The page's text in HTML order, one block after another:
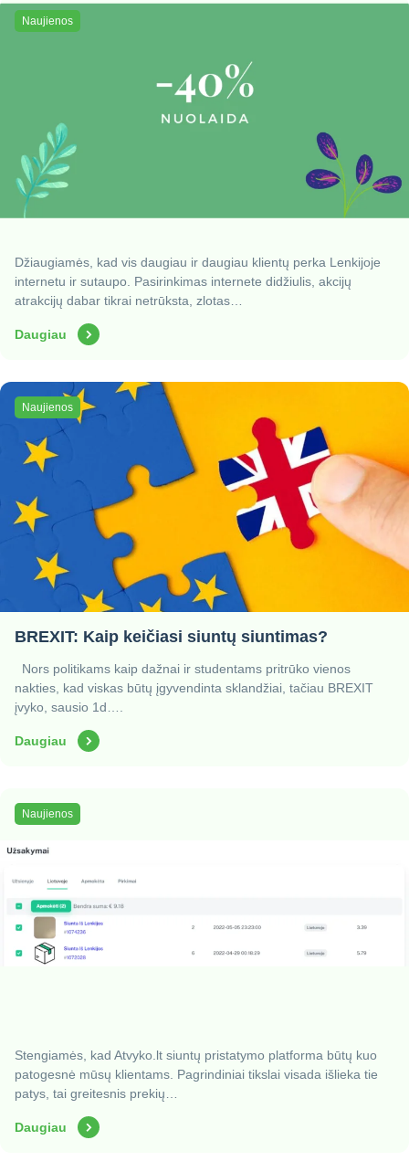
Naujienos
Džiaugiamės, kad vis daugiau ir daugiau klientų perka Lenkijoje
internetu ir sutaupo. Pasirinkimas internete didžiulis, akcijų
atrakcijų dabar tikrai netrūksta, zlotas…
Daugiau
Naujienos
BREXIT: Kaip keičiasi siuntų siuntimas?
Nors politikams kaip dažnai ir studentams pritrūko vienos
nakties, kad viskas būtų įgyvendinta sklandžiai, tačiau BREXIT
įvyko, sausio 1d….
Daugiau
Naujienos
Stengiamės, kad Atvyko.lt siuntų pristatymo platforma būtų kuo
patogesnė mūsų klientams. Pagrindiniai tikslai visada išlieka tie
patys, tai greitesnis prekių…
Daugiau